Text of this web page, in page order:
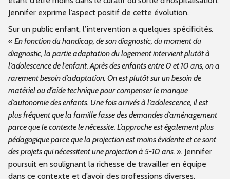
Jennifer exprime l’aspect positif de cette évolution.
Sur un public enfant, l’intervention a quelques spécificités.
« En fonction du handicap, de son diagnostic, du moment du
diagnostic, la partie adaptation du logement intervient plutôt à
l’adolescence de l'enfant. Après des enfants entre 0 et 10 ans, on a
rarement besoin d’adaptation. On est plutôt sur un besoin de
matériel ou d’aide technique pour compenser le manque
d’autonomie des enfants. Une fois arrivés à l’adolescence, il est
plus fréquent que la famille fasse des demandes d’aménagement
parce que le contexte le nécessite. L’approche est également plus
pédagogique parce que la projection est moins évidente et ce sont
des projets qui nécessitent une projection à 5-10 ans. ». Jennifer
poursuit en soulignant la richesse de travailler en équipe
dans ce contexte et d’avoir des professions diverses,